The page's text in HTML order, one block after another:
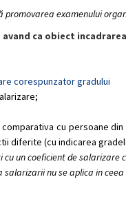
examenului
ca obiect
corespunzator gradului
cu persoane
diferite (cu indicarea
un coeficient de salarizare
nu se aplica in